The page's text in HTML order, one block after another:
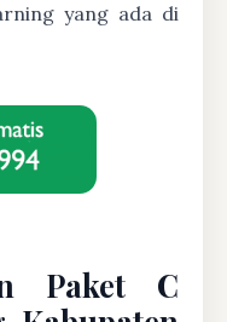
yang ada di
Paket C